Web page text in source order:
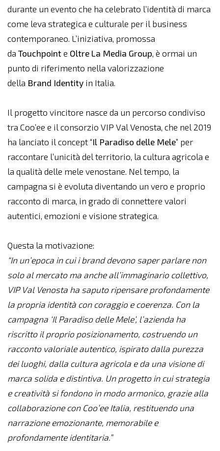
durante un evento che ha celebrato l’identità di marca
come leva strategica e culturale per il business
contemporaneo. L’iniziativa, promossa
da Touchpointe Oltre La Media Group, è ormai un
punto di riferimento nella valorizzazione
della Brand Identity in Italia.
Il progetto vincitore nasce da un percorso condiviso
tra Coo’ee e il consorzio VIP Val Venosta, che nel 2019
ha lanciato il concept “Il Paradiso delle Mele” per
raccontare l’unicità del territorio, la cultura agricola e
la qualità delle mele venostane. Nel tempo, la
campagna si è evoluta diventando un vero e proprio
racconto di marca, in grado di connettere valori
autentici, emozioni e visione strategica.
Questa la motivazione:
“In un’epoca in cui i brand devono saper parlare non
solo al mercato ma anche all’immaginario collettivo,
VIP Val Venosta ha saputo ripensare profondamente
la propria identità con coraggio e coerenza. Con la
campagna ‘Il Paradiso delle Mele’, l’azienda ha
riscritto il proprio posizionamento, costruendo un
racconto valoriale autentico, ispirato dalla purezza
dei luoghi, dalla cultura agricola e da una visione di
marca solida e distintiva. Un progetto in cui strategia
e creatività si fondono in modo armonico, grazie alla
collaborazione con Coo’ee Italia, restituendo una
narrazione emozionante, memorabile e
profondamente identitaria.”